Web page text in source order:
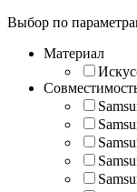
Выбор по
Материал